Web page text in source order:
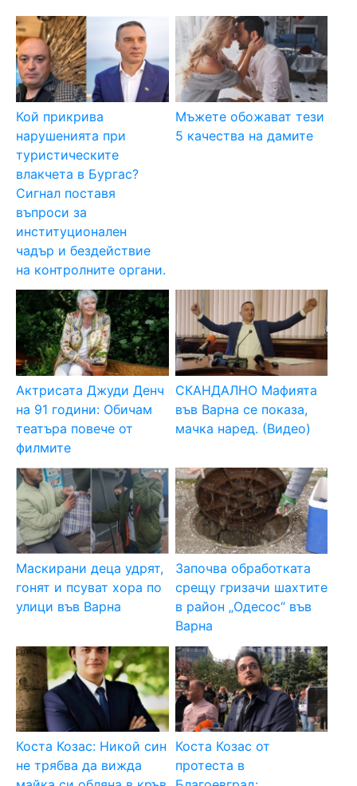
Кой прикрива
нарушенията при
туристическите
влакчета в Бургас?
Сигнал поставя
въпроси за
институционален
чадър и бездействие
на контролните органи.
Мъжете обожават тези
5 качества на дамите
Актрисата Джуди Денч
на 91 години: Обичам
театъра повече от
филмите
СКАНДАЛНО Мафията
във Варна се показа,
мачка наред. (Видео)
Маскирани деца удрят,
гонят и псуват хора по
улици във Варна
Започва обработката
срещу гризачи шахтите
в район „Одесос“ във
Варна
Коста Козас: Никой син
не трябва да вижда
Коста Козас от
протеста в